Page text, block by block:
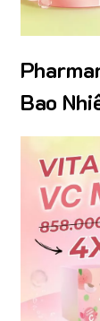
Bao